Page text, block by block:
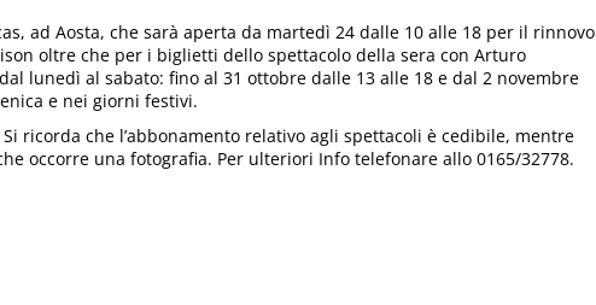
ad Aosta, che sarà aperta da martedì 24 dalle 10 alle 18 per il rinnovo
oltre che per i biglietti dello spettacolo della sera con Arturo
lunedì al sabato: fino al 31 ottobre dalle 13 alle 18 e dal 2 novembre
e nei giorni festivi.
ricorda che l’abbonamento relativo agli spettacoli è cedibile, mentre
occorre una fotografia. Per ulteriori Info telefonare allo 0165/32778.